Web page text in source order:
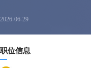
2026-06-29
职位信息